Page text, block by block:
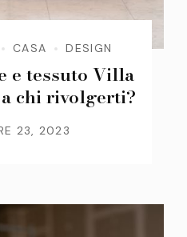
CASA DESIGN
e tessuto Villa
chi rivolgerti?
23, 2023